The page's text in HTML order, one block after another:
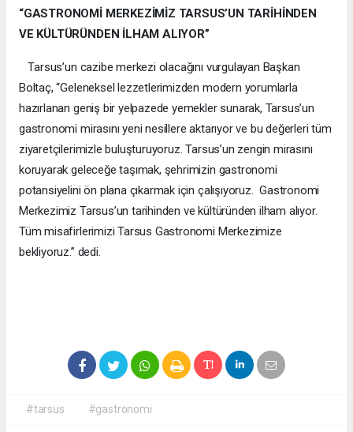
“GASTRONOMİ MERKEZİMİZ TARSUS’UN TARİHİNDEN
VE KÜLTÜRÜNDEN İLHAM ALIYOR”
Tarsus’un cazibe merkezi olacağını vurgulayan Başkan
Boltaç, “Geleneksel lezzetlerimizden modern yorumlarla
hazırlanan geniş bir yelpazede yemekler sunarak, Tarsus’un
gastronomi mirasını yeni nesillere aktarıyor ve bu değerleri tüm
ziyaretçilerimizle buluşturuyoruz. Tarsus’un zengin mirasını
koruyarak geleceğe taşımak, şehrimizin gastronomi
potansiyelini ön plana çıkarmak için çalışıyoruz. Gastronomi
Merkezimiz Tarsus’un tarihinden ve kültüründen ilham alıyor.
Tüm misafirlerimizi Tarsus Gastronomi Merkezimize
bekliyoruz.” dedi.
#tarsus #gastronomi